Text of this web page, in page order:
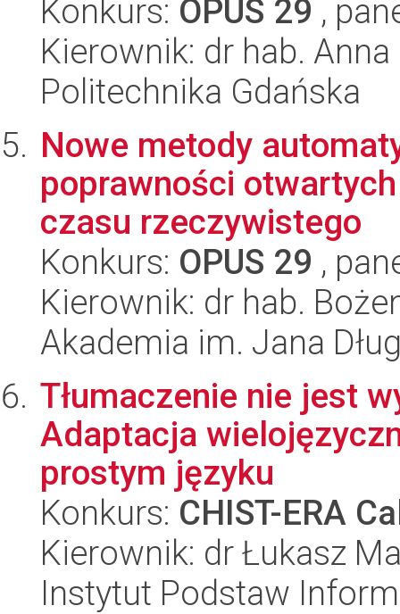
Konkurs: OPUS 29 ,
Kierownik: dr hab.
Politechnika Gdańska
Nowe metody
poprawności
czasu rzeczywistego
Konkurs: OPUS 29 ,
Kierownik: dr hab.
Akademia im. Jana
Tłumaczenie nie jest
Adaptacja
prostym języku
Konkurs: CHIST-ERA
Kierownik: dr Łukasz
Instytut Podstaw